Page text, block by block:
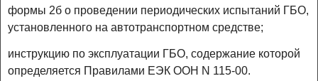
формы 2б о проведении периодических испытаний ГБО,
установленного на автотранспортном средстве;
инструкцию по эксплуатации ГБО, содержание которой
определяется Правилами ЕЭК ООН N 115-00.